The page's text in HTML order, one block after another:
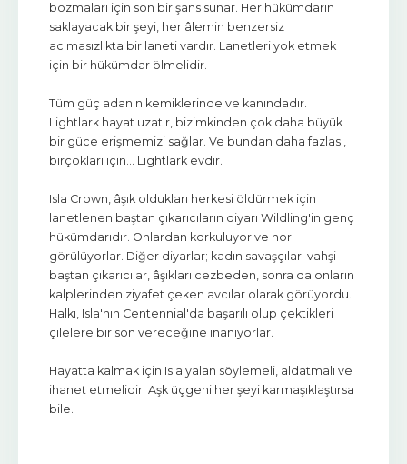
bozmaları için son bir şans sunar. Her hükümdarın
saklayacak bir şeyi, her âlemin benzersiz
acımasızlıkta bir laneti vardır. Lanetleri yok etmek
için bir hükümdar ölmelidir.
Tüm güç adanın kemiklerinde ve kanındadır.
Lightlark hayat uzatır, bizimkinden çok daha büyük
bir güce erişmemizi sağlar. Ve bundan daha fazlası,
birçokları için… Lightlark evdir.
Isla Crown, âşık oldukları herkesi öldürmek için
lanetlenen baştan çıkarıcıların diyarı Wildling'in genç
hükümdarıdır. Onlardan korkuluyor ve hor
görülüyorlar. Diğer diyarlar; kadın savaşçıları vahşi
baştan çıkarıcılar, âşıkları cezbeden, sonra da onların
kalplerinden ziyafet çeken avcılar olarak görüyordu.
Halkı, Isla'nın Centennial'da başarılı olup çektikleri
çilelere bir son vereceğine inanıyorlar.
Hayatta kalmak için Isla yalan söylemeli, aldatmalı ve
ihanet etmelidir. Aşk üçgeni her şeyi karmaşıklaştırsa
bile.